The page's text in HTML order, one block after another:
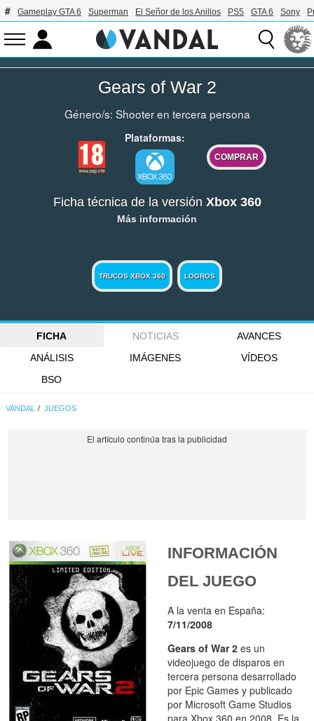
Gameplay GTA 6 Superman El Señor de los Anillos PS5 GTA 6 Sony
Gears of War 2
Género/s: Shooter en tercera persona
Plataformas:
COMPRAR
Ficha técnica de la versión Xbox 360
Más información
TRUCOS XBOX 360 LOGROS
FICHA NOTICIAS
AVANCES
ANÁLISIS
IMÁGENES
VÍDEOS
BSO
VANDAL JUEGOS
INFORMACIÓN
DEL JUEGO
A la venta en España:
7/11/2008
Gears of War 2 es un
videojuego de disparos en
tercera persona desarrollado
por Epic Games y publicado
por Microsoft Game Studios
para Xbox 360 en 2008. Es la